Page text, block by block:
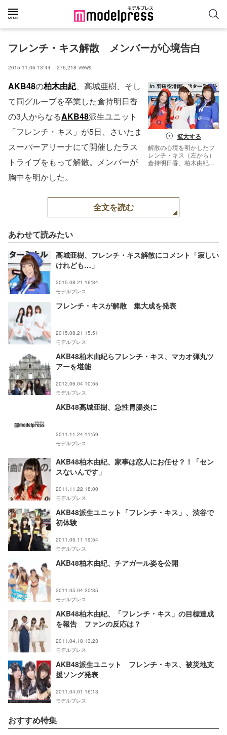
フレンチ・キス解散　メンバーが心境告白
2015.11.06 13:44 276,218 views
拡大する
解散の心境を明かしたフ
レンチ・キス（左から）
倉持明日香、柏木由紀、
AKB48の柏木由紀、高城亜樹、そし
て同グループを卒業した倉持明日香
の3人からなるAKB48派生ユニット
「フレンチ・キス」が5日、さいたま
スーパーアリーナにて開催したラス
トライブをもって解散。メンバーが
胸中を明かした。
全文を読む
あわせて読みたい
高城亜樹、フレンチ・キス解散にコメント「寂しい
けれども…」
2015.08.21 16:34
モデルプレス
フレンチ・キスが解散 集大成を発表
2015.08.21 15:51
モデルプレス
AKB48柏木由紀らフレンチ・キス、マカオ弾丸ツ
アーを堪能
2012.06.04 10:55
モデルプレス
AKB48高城亜樹、急性胃腸炎に
2011.11.24 11:59
モデルプレス
AKB48柏木由紀、家事は恋人にお任せ？！「セン
スないんです」
2011.11.22 18:00
モデルプレス
AKB48派生ユニット「フレンチ・キス」、渋谷で
初体験
2011.05.11 19:54
モデルプレス
AKB48柏木由紀、チアガール姿を公開
2011.05.04 20:35
モデルプレス
AKB48柏木由紀、「フレンチ・キス」の目標達成
を報告 ファンの反応は？
2011.04.18 13:23
モデルプレス
AKB48派生ユニット フレンチ・キス、被災地支
援ソング発表
2011.04.01 16:13
モデルプレス
おすすめ特集